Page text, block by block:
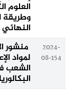
وطريقة
النهائي
2024-
08-154
منشور
لمواد
الشعب
البكالوريا